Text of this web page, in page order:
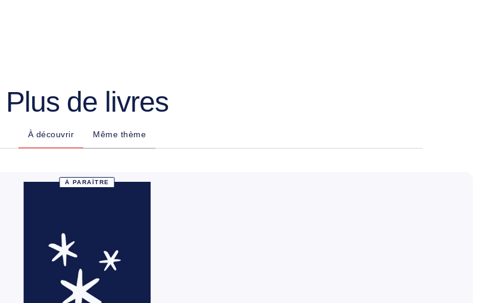
Plus de livres
À découvrir Même thème
À PARAÎTRE